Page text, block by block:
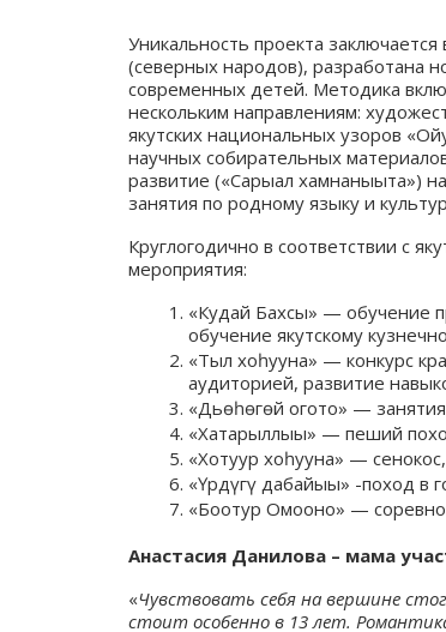
Уникальность проекта
(северных народов), разработана
современных детей. Методика
нескольким направлениям:
якутских национальных узоров
научных собирательных
развитие («Сарыал хамнаныыта»)
занятия по родному языку и
Круглогодично в соответствии с
мероприятия:
«Кудай Бахсы» — обучение
обучение якутскому
«Тыл хоһууна» — конкурс
аудиторией, развитие
«Дьөһөгөй огото» —
«Хатарыллыы» — пеший
«Хотуур хоһууна» —
«Үрдүгү дабайыы» -поход в
«Боотур Омооно» —
Анастасия Данилова – мама
«Чувствовать себя на вершине
стоит особенно в 13 лет.